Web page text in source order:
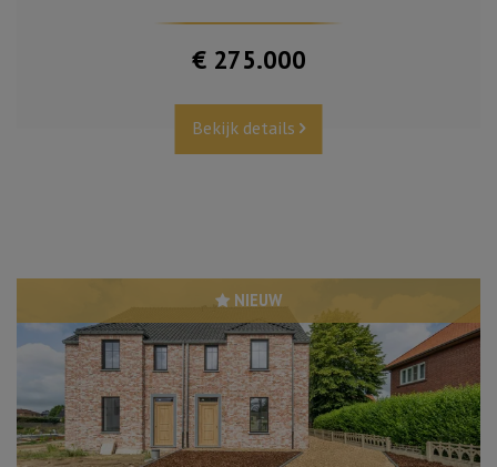
€ 275.000
Bekijk details
NIEUW